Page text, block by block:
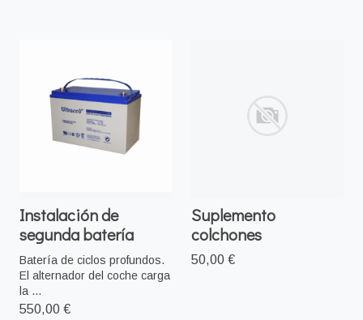
Instalación de
segunda batería
Batería de ciclos profundos.
El alternador del coche carga
la ...
550,00 €
Suplemento
colchones
50,00 €